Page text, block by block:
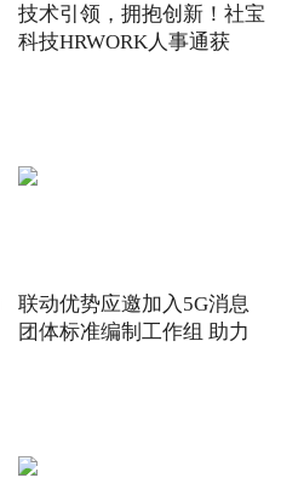
技术引领，拥抱创新！社宝
科技HRWORK人事通获
联动优势应邀加入5G消息
团体标准编制工作组 助力